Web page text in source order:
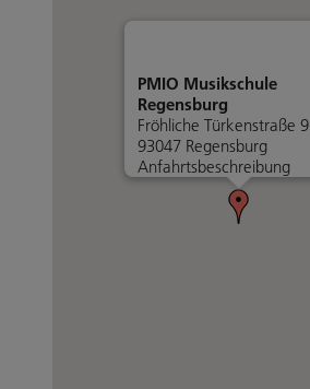
PMIO Musikschule
Regensburg
Fröhliche Türkenstraße 9
93047 Regensburg
Anfahrtsbeschreibung